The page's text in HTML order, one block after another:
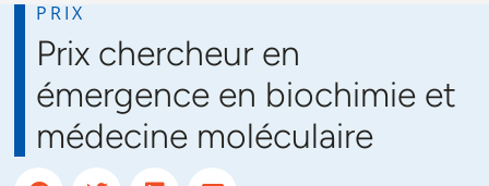
PRIX
Prix chercheur en
émergence en biochimie et
médecine moléculaire